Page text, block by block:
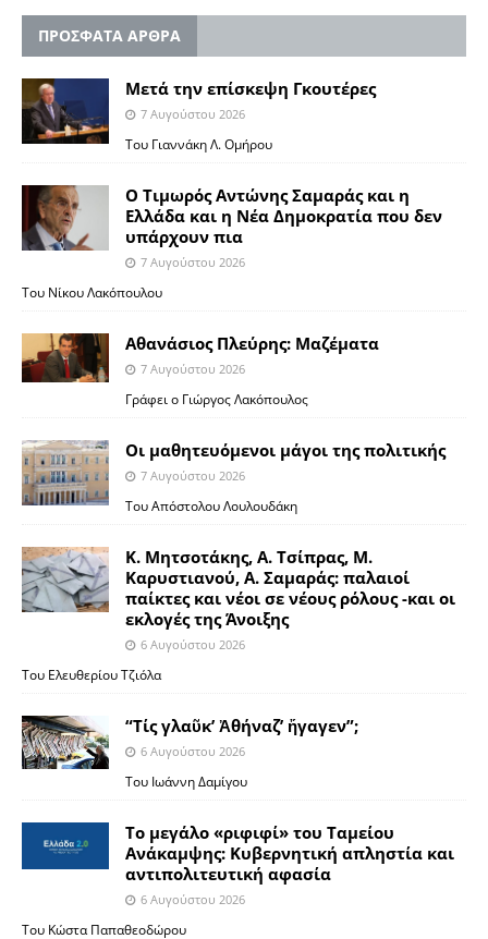
ΠΡΟΣΦΑΤΑ ΑΡΘΡΑ
Μετά την επίσκεψη Γκουτέρες
7 Αυγούστου 2026
Του Γιαννάκη Λ. Ομήρου
Ο Τιμωρός Αντώνης Σαμαράς και η
Ελλάδα και η Νέα Δημοκρατία που δεν
υπάρχουν πια
7 Αυγούστου 2026
Του Νίκου Λακόπουλου
Αθανάσιος Πλεύρης: Μαζέματα
7 Αυγούστου 2026
Γράφει ο Γιώργος Λακόπουλος
Οι μαθητευόμενοι μάγοι της πολιτικής
7 Αυγούστου 2026
Του Απόστολου Λουλουδάκη
Κ. Μητσοτάκης, Α. Τσίπρας, Μ.
Καρυστιανού, Α. Σαμαράς: παλαιοί
παίκτες και νέοι σε νέους ρόλους -και οι
εκλογές της Άνοιξης
6 Αυγούστου 2026
Του Ελευθερίου Τζιόλα
“Τίς γλαῦκ’ Ἀθήναζ’ ἤγαγεν”;
6 Αυγούστου 2026
Του Ιωάννη Δαμίγου
Το μεγάλο «ριφιφί» του Ταμείου
Ανάκαμψης: Κυβερνητική απληστία και
αντιπολιτευτική αφασία
6 Αυγούστου 2026
Του Κώστα Παπαθεοδώρου